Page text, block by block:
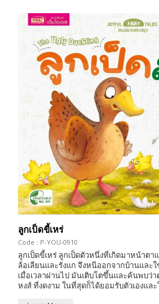
ลูกเป็ดขี้เหร่
Code : P-YOU-0910
ลูกเป็ดขี้เหร่ ลูกเป็ดตัวหนึ่งที่เกิดมาหน้าต
ล้อเลียนและรังแก จึงหนีออกจากบ้านและ
เมื่อเวลาผ่านไป มันเติบโตขึ้นและค้นพบว่า
หงส์ ที่งดงาม ในที่สุดก็ได้ยอมรับตัวเองแล